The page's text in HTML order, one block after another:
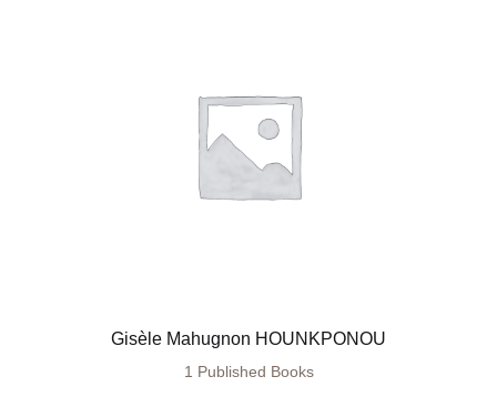
Gisèle Mahugnon HOUNKPONOU
1 Published Books